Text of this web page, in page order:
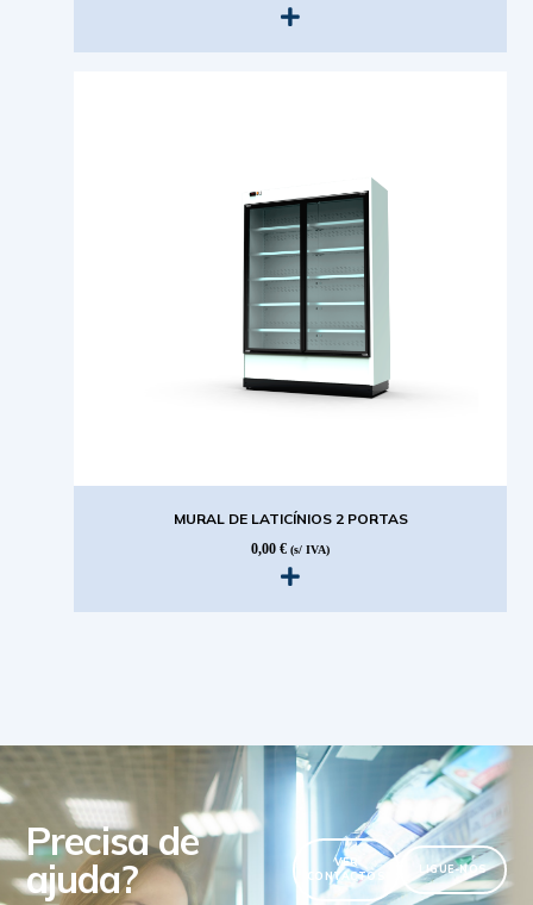
MURAL DE LATICÍNIOS 2 PORTAS
0,00 € (s/ IVA)
Precisa de
ajuda?
VER
CONTACTOS
LIGUE-NOS